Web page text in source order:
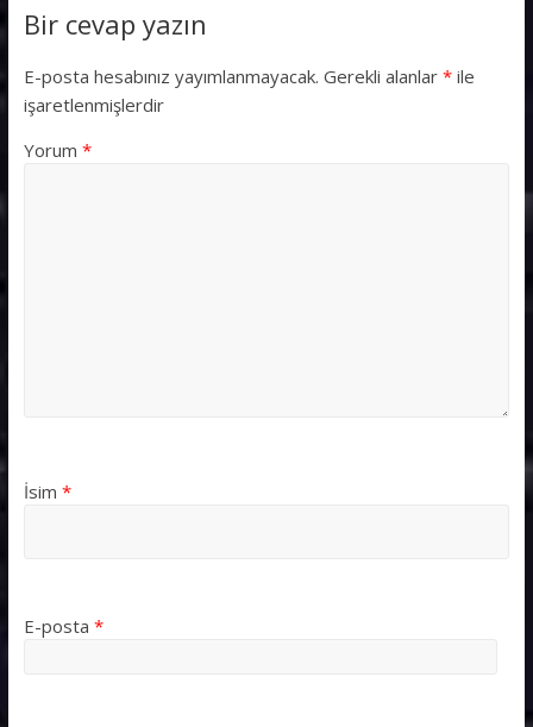
Bir cevap yazın
E-posta hesabınız yayımlanmayacak. Gerekli alanlar *ile
işaretlenmişlerdir
Yorum *
İsim *
E-posta *